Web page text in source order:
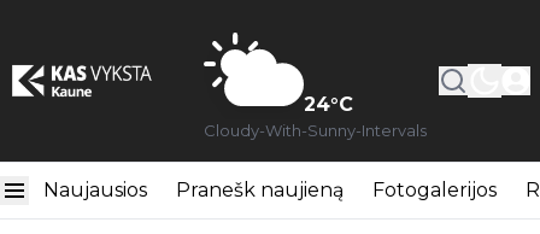
24°C
Cloudy-With-Sunny-Intervals
Naujausios Pranešk naujieną Fotogalerijos